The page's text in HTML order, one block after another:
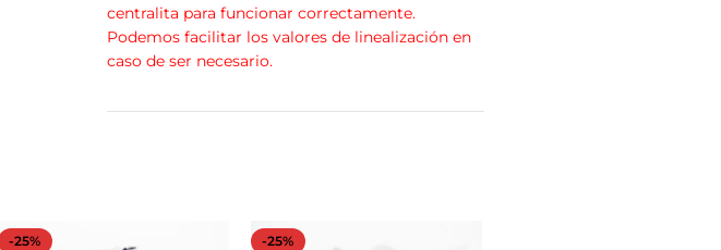
centralita para funcionar correctamente.
Podemos facilitar los valores de linealización en
caso de ser necesario.
-25% -25%